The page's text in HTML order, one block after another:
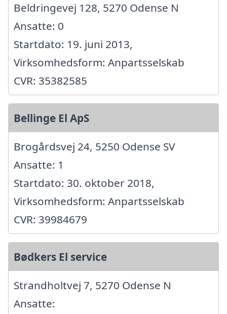
Beldringevej 128, 5270 Odense N
Ansatte: 0
Startdato: 19. juni 2013,
Virksomhedsform: Anpartsselskab
CVR: 35382585
Bellinge El ApS
Brogårdsvej 24, 5250 Odense SV
Ansatte: 1
Startdato: 30. oktober 2018,
Virksomhedsform: Anpartsselskab
CVR: 39984679
Bødkers El service
Strandholtvej 7, 5270 Odense N
Ansatte: